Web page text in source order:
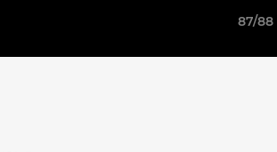
87/88